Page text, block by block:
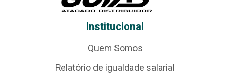
Institucional
Quem Somos
Relatório de igualdade salarial